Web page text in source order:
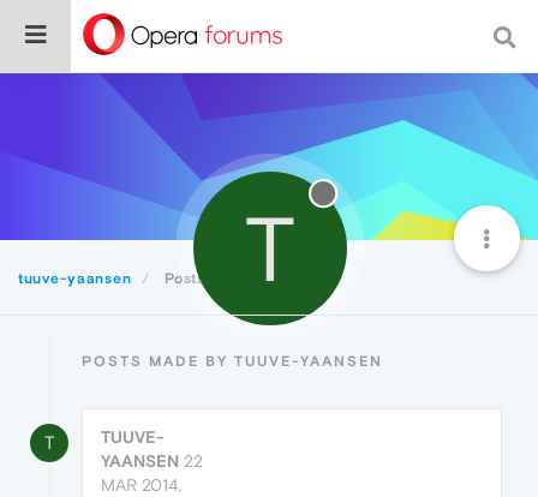
tuuve-yaansen Posts T
POSTS MADE BY TUUVE-YAANSEN
T
TUUVE-
YAANSEN 22
MAR 2014,